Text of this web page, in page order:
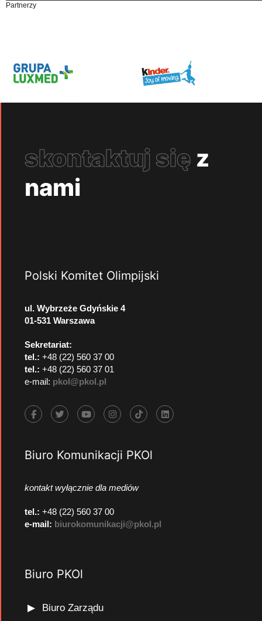
Partnerzy
skontaktuj się z
nami
Polski Komitet Olimpijski
ul. Wybrzeże Gdyńskie 4
01-531 Warszawa
Sekretariat:
tel.: +48 (22) 560 37 00
tel.: +48 (22) 560 37 01
e-mail: pkol@pkol.pl
Biuro Komunikacji PKOl
kontakt wyłącznie dla mediów
tel.: +48 (22) 560 37 00
e-mail: biurokomunikacji@pkol.pl
Biuro PKOl
Biuro Zarządu